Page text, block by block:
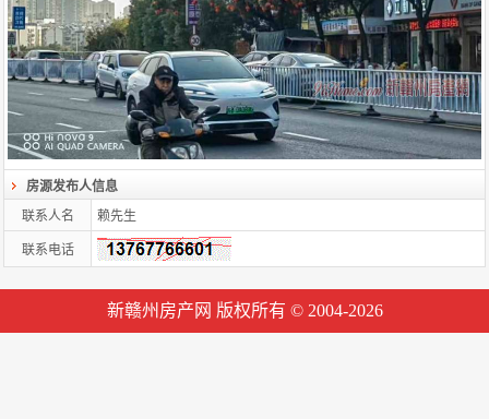
房源发布人信息
联系人名
赖先生
联系电话
新赣州房产网 版权所有 © 2004-2026